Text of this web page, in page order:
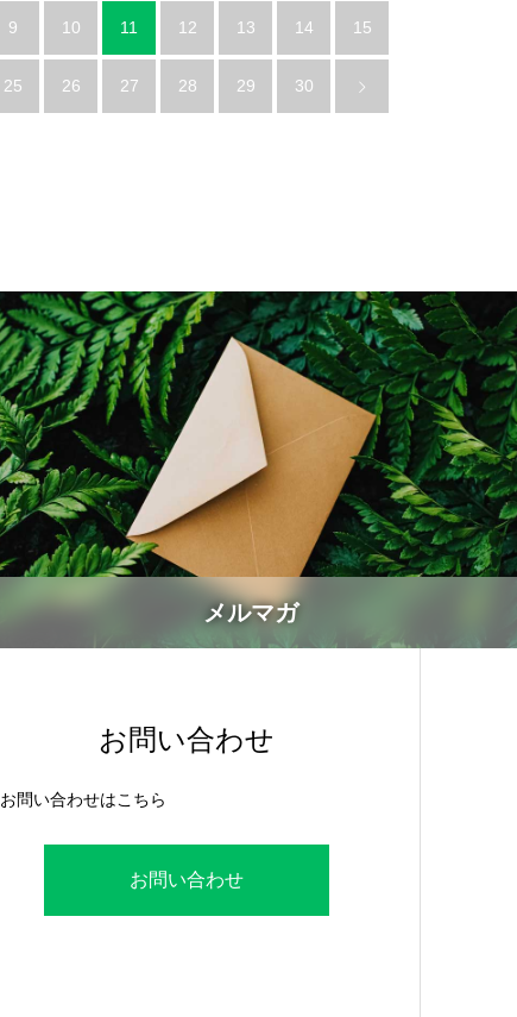
9 10 11 12 13 14 15
25 26 27 28 29 30
メルマガ
お問い合わせ
お問い合わせはこちら
お問い合わせ